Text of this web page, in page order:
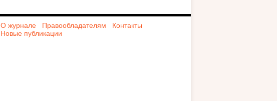
О журнале Правообладателям
Контакты
Новые публикации